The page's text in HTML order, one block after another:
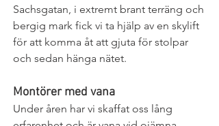
Sachsgatan, i extremt brant terräng och
bergig mark fick vi ta hjälp av en skylift
för att komma åt att gjuta för stolpar
och sedan hänga nätet.
Montörer med vana
Under åren har vi skaffat oss lång